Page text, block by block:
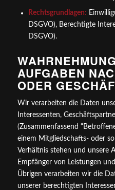
Rechtsgrundlagen:
DSGVO), Berechtigte
DSGVO).
AUFGABEN
ODER
Wir verarbeiten die Daten
Interessenten,
(Zusammenfassend
einem Mitgliedschafts- oder
Verhältnis stehen und unsere
Empfänger von Leistungen
Übrigen verarbeiten wir die
unserer berechtigten